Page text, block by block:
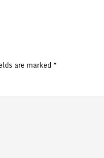
are marked *